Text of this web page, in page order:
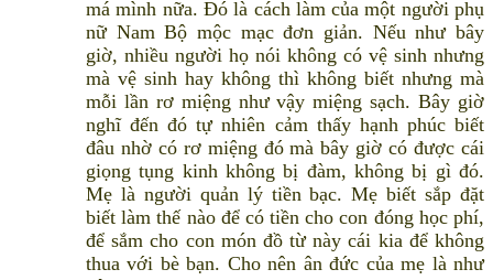
má mình nữa. Đó là cách làm của một người phụ
nữ Nam Bộ mộc mạc đơn giản. Nếu như bây
giờ, nhiều người họ nói không có vệ sinh nhưng
mà vệ sinh hay không thì không biết nhưng mà
mỗi lần rơ miệng như vậy miệng sạch. Bây giờ
nghĩ đến đó tự nhiên cảm thấy hạnh phúc biết
đâu nhờ có rơ miệng đó mà bây giờ có được cái
giọng tụng kinh không bị đàm, không bị gì đó.
Mẹ là người quản lý tiền bạc. Mẹ biết sắp đặt
biết làm thế nào để có tiền cho con đóng học phí,
để sắm cho con món đồ từ này cái kia để không
thua với bè bạn. Cho nên ân đức của mẹ là như